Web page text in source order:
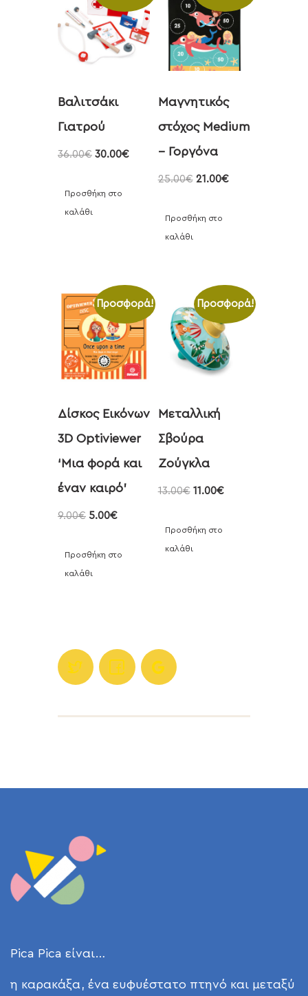
Βαλιτσάκι
Γιατρού
36.00€ 30.00€
Προσθήκη στο
καλάθι
Μαγνητικός
στόχος Medium
– Γοργόνα
25.00€ 21.00€
Προσθήκη στο
καλάθι
Προσφορά!
Δίσκος Εικόνων
3D Optiviewer
‘Μια φορά και
έναν καιρό’
9.00€ 5.00€
Προσθήκη στο
καλάθι
Προσφορά!
Μεταλλική
Σβούρα
Ζούγκλα
13.00€ 11.00€
Προσθήκη στο
καλάθι
Pica Pica είναι…
η καρακάξα, ένα ευφυέστατο πτηνό και μεταξύ